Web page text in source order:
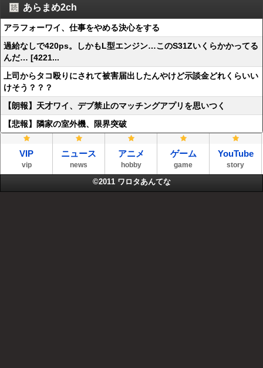
あらまめ2ch
アラフォーワイ、仕事をやめる決心をする
過給なしで420ps。しかもL型エンジン…このS31Zいくらかかってる
んだ… [4221...
上司からタコ殴りにされて被害届出したんやけど示談金どれくらいい
けそう？？？
【朗報】天才ワイ、デブ禁止のマッチングアプリを思いつく
【悲報】隣家の室外機、限界突破
VIP
vip
ニュース
news
アニメ
hobby
ゲーム
game
YouTube
story
©2011 ワロタあんてな